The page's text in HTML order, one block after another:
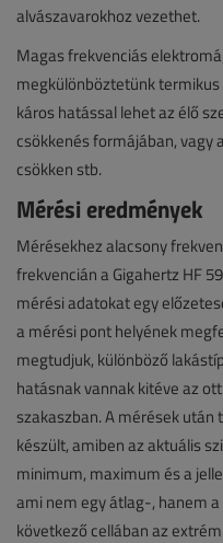
alvászavarokhoz vezethet.
Magas frekvenciás
megkülönböztetünk
káros hatással lehet az élő
csökkenés formájában,
csökken stb.
Mérési eredmények
Mérésekhez alacsony
frekvencián a Gigahertz HF
mérési adatokat egy
a mérési pont helyének
megtudjuk, különböző
hatásnak vannak kitéve az
szakaszban. A mérések
készült, amiben az aktuális
minimum, maximum és a
ami nem egy átlag-, hanem
következő cellában az